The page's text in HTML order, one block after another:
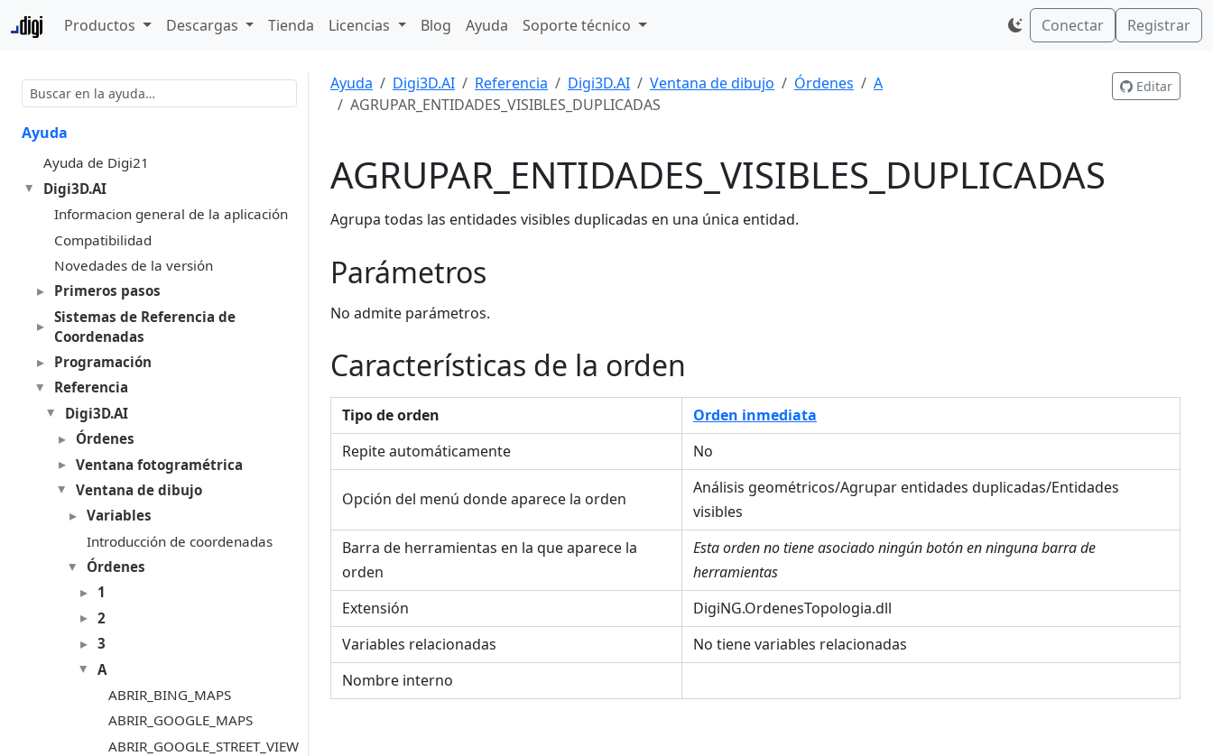
Productos Descargas Tienda Licencias Blog Ayuda Soporte técnico Conectar Registrar
Ayuda
Ayuda de Digi21
Digi3D.AI
Informacion general de la aplicación
Compatibilidad
Novedades de la versión
Primeros pasos
Sistemas de Referencia de
Coordenadas
Programación
Referencia
Digi3D.AI
Órdenes
Ventana fotogramétrica
Ventana de dibujo
Variables
Introducción de coordenadas
Órdenes
1
2
3
A
ABRIR_BING_MAPS
ABRIR_GOOGLE_MAPS
ABRIR_GOOGLE_STREET_VIEW
Ayuda Digi3D.AI Referencia Digi3D.AI Ventana de dibujo Órdenes
A
AGRUPAR_ENTIDADES_VISIBLES_DUPLICADAS
Editar
AGRUPAR_ENTIDADES_VISIBLES_DUPLICADAS
Agrupa todas las entidades visibles duplicadas en una única entidad.
Parámetros
No admite parámetros.
Características de la orden
Tipo de orden
Orden inmediata
Repite automáticamente
No
Opción del menú donde aparece la orden
Análisis geométricos/Agrupar entidades duplicadas/Entidades
visibles
Barra de herramientas en la que aparece la
orden
Esta orden no tiene asociado ningún botón en ninguna barra de
herramientas
Extensión
DigiNG.OrdenesTopologia.dll
Variables relacionadas
No tiene variables relacionadas
Nombre interno